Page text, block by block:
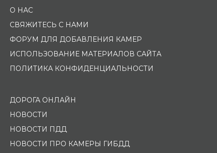
О НАС
СВЯЖИТЕСЬ С НАМИ
ФОРУМ ДЛЯ ДОБАВЛЕНИЯ КАМЕР
ИСПОЛЬЗОВАНИЕ МАТЕРИАЛОВ САЙТА
ПОЛИТИКА КОНФИДЕНЦИАЛЬНОСТИ
ДОРОГА ОНЛАЙН
НОВОСТИ
НОВОСТИ ПДД
НОВОСТИ ПРО КАМЕРЫ ГИБДД